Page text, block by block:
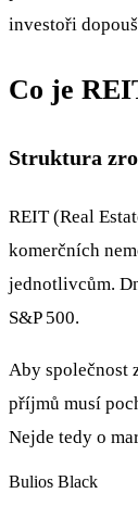
investoři
Co je
Struktura
REIT (Real
komerčních
jednotlivcům.
S&P 500.
Aby společnost
příjmů musí
Nejde tedy o
Bulios Black